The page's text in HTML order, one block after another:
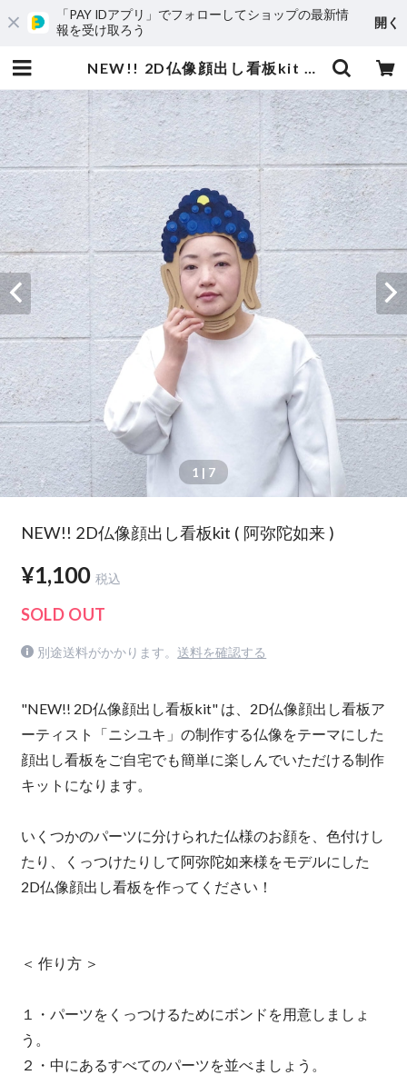
「PAY IDアプリ」でフォローしてショップの最新情
報を受け取ろう
開く
NEW!! 2D仏像顔出し看板kit ( 阿弥陀如来 ) | ニシユキテンネットショップ
1 | 7
NEW!! 2D仏像顔出し看板kit ( 阿弥陀如来 )
¥1,100 税込
SOLD OUT
別途送料がかかります。 送料を確認する
"NEW!! 2D仏像顔出し看板kit" は、2D仏像顔出し看板ア
ーティスト「ニシユキ」の制作する仏像をテーマにした
顔出し看板をご自宅でも簡単に楽しんでいただける制作
キットになります。
いくつかのパーツに分けられた仏様のお顔を、色付けし
たり、くっつけたりして阿弥陀如来様をモデルにした
2D仏像顔出し看板を作ってください！
＜ 作り方 ＞
１・パーツをくっつけるためにボンドを用意しましょ
う。
２・中にあるすべてのパーツを並べましょう。